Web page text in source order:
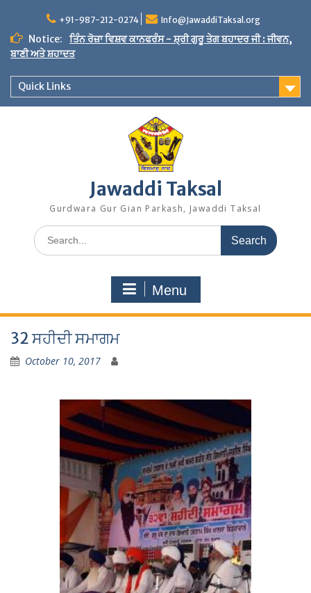
content
+91-987-212-0274 Info@JawaddiTaksal.org
Notice:
ਤਿੰਨ ਰੋਜ਼ਾ ਵਿਸ਼ਵ ਕਾਨਫਰੰਸ - ਸ਼੍ਰੀ ਗੁਰੂ ਤੇਗ ਬਹਾਦਰ ਜੀ : ਜੀਵਨ,
ਬਾਣੀ ਅਤੇ ਸ਼ਹਾਦਤ
Quick Links
Jawaddi Taksal
Gurdwara Gur Gian Parkash, Jawaddi Taksal
Search
for:
Menu
32 ਸਹੀਦੀ ਸਮਾਗਮ
October 10, 2017